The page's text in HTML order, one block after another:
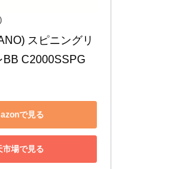
スピニングリ
BB C2000SSPG
で見る
市場で見る